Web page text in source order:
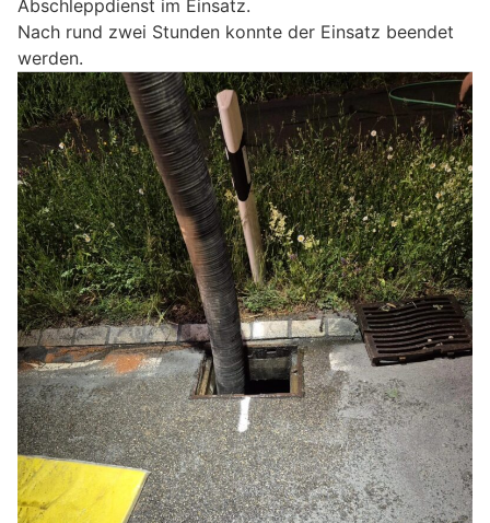
Abschleppdienst im Einsatz.
Nach rund zwei Stunden konnte der Einsatz beendet
werden.